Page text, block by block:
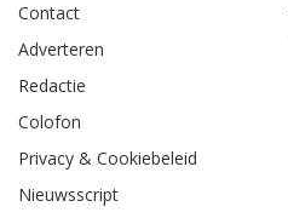
Contact
Adverteren
Redactie
Colofon
Privacy & Cookiebeleid
Nieuwsscript